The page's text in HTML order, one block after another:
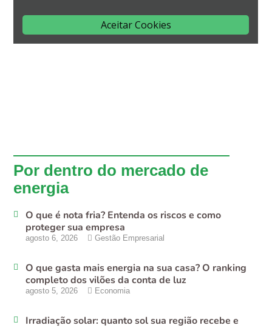
Por dentro do mercado de
energia
O que é nota fria? Entenda os riscos e como
proteger sua empresa
agosto 6, 2026 Gestão Empresarial
O que gasta mais energia na sua casa? O ranking
completo dos vilões da conta de luz
agosto 5, 2026 Economia
Irradiação solar: quanto sol sua região recebe e